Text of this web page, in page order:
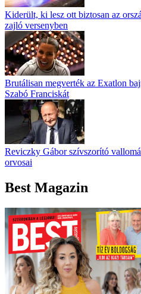
Kiderült, ki lesz ott biztosan az
zajló versenyben
Brutálisan megverték az Exatlon
Szabó Franciskát
Reviczky Gábor szívszorító
orvosai
Best Magazin